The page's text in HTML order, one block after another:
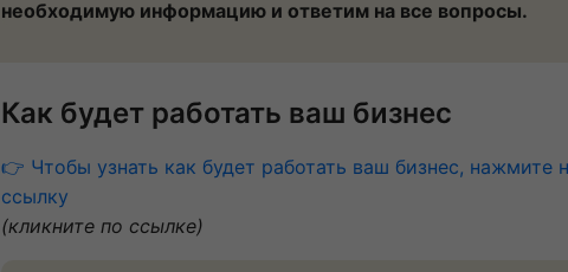
необходимую информацию и ответим на все вопросы.
Как будет работать ваш бизнес
👉 Чтобы узнать как будет работать ваш бизнес, нажмите
ссылку
(кликните по ссылке)